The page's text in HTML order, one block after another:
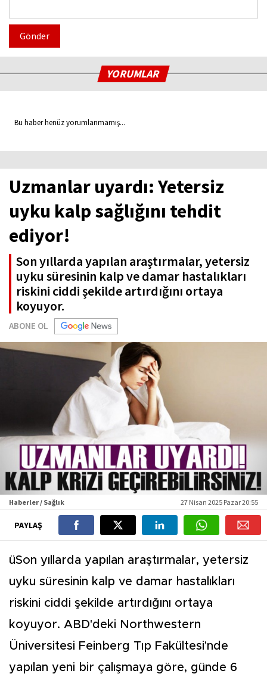
Gönder
YORUMLAR
Bu haber henüz yorumlanmamış...
Uzmanlar uyardı: Yetersiz
uyku kalp sağlığını tehdit
ediyor!
Son yıllarda yapılan araştırmalar, yetersiz
uyku süresinin kalp ve damar hastalıkları
riskini ciddi şekilde artırdığını ortaya
koyuyor.
ABONE OL
Haberler / Sağlık 27 Nisan 2025 Pazar 20:55
PAYLAŞ
üSon yıllarda yapılan araştırmalar, yetersiz
uyku süresinin kalp ve damar hastalıkları
riskini ciddi şekilde artırdığını ortaya
koyuyor. ABD'deki Northwestern
Üniversitesi Feinberg Tıp Fakültesi'nde
yapılan yeni bir çalışmaya göre, günde 6